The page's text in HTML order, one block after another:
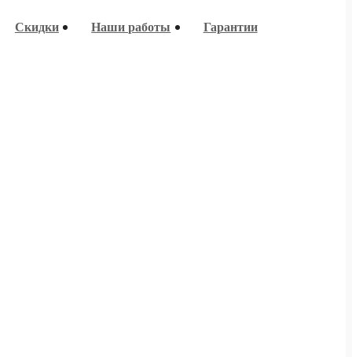
Скидки Наши работы Гарантии